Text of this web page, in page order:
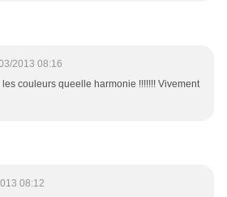
2013 08:16
couleurs queelle harmonie !!!!!!! Vivement
08:12